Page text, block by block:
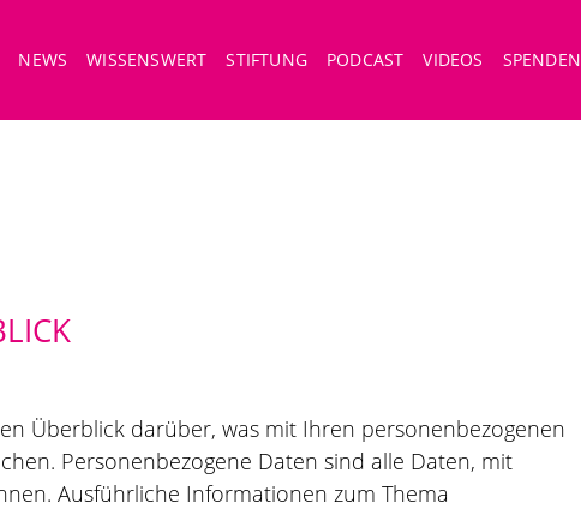
NEWS WISSENSWERT STIFTUNG PODCAST VIDEOS SPENDEN
Überblick darüber, was mit Ihren personenbezogenen
Personenbezogene Daten sind alle Daten, mit
Ausführliche Informationen zum Thema